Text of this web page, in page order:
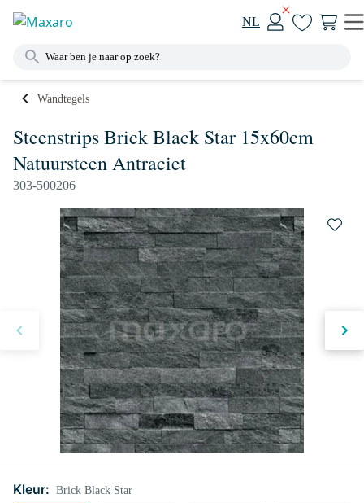
NL
Wandtegels
Steenstrips Brick Black Star 15x60cm
Natuursteen Antraciet
303-500206
Kleur: Brick Black Star